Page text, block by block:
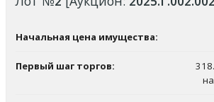
Начальная цена имущества:
Первый шаг торгов: